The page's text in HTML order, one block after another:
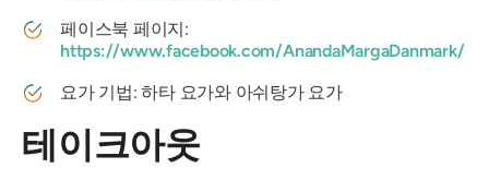
페이스북 페이지:
https://www.facebook.com/AnandaMargaDanmark/
요가 기법: 하타 요가와 아쉬탕가 요가
테이크아웃